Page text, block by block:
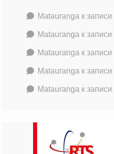
Matauranga к записи
Matauranga к записи
Matauranga к записи
Matauranga к записи
Matauranga к записи